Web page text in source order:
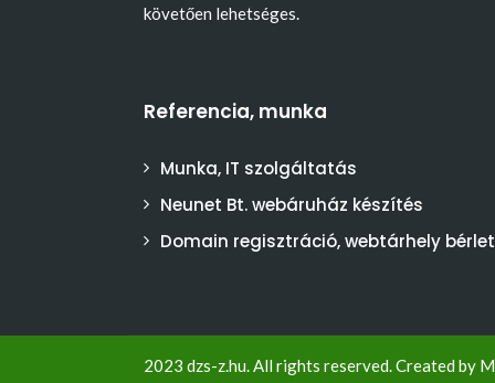
követően lehetséges.
Referencia, munka
Munka, IT szolgáltatás
Neunet Bt. webáruház készítés
Domain regisztráció, webtárhely bérlet
2023 dzs-z.hu. All rights reserved. Created by